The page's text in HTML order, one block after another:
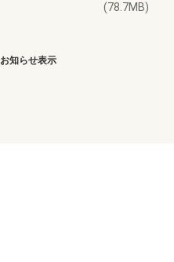
(78.7MB)
お知らせ表示